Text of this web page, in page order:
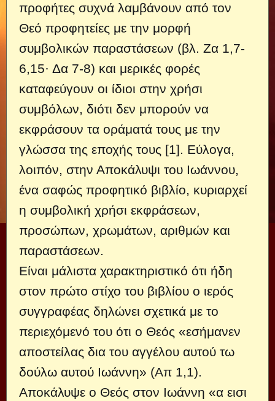
προφήτες συχνά λαμβάνουν από τον
Θεό προφητείες με την μορφή
συμβολικών παραστάσεων (βλ. Ζα 1,7-
6,15· Δα 7-8) και μερικές φορές
καταφεύγουν οι ίδιοι στην χρήσι
συμβόλων, διότι δεν μπορούν να
εκφράσουν τα οράματά τους με την
γλώσσα της εποχής τους [1]. Εύλογα,
λοιπόν, στην Αποκάλυψι του Ιωάννου,
ένα σαφώς προφητικό βιβλίο, κυριαρχεί
η συμβολική χρήσι εκφράσεων,
προσώπων, χρωμάτων, αριθμών και
παραστάσεων.
Είναι μάλιστα χαρακτηριστικό ότι ήδη
στον πρώτο στίχο του βιβλίου ο ιερός
συγγραφέας δηλώνει σχετικά με το
περιεχόμενό του ότι ο Θεός «εσήμανεν
αποστείλας δια του αγγέλου αυτού τω
δούλω αυτού Ιωάννη» (Απ 1,1).
Αποκάλυψε ο Θεός στον Ιωάννη «α εισι